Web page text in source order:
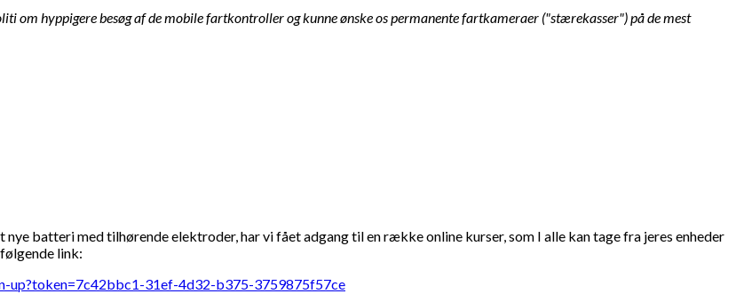
om hyppigere besøg af de mobile fartkontroller og kunne ønske os permanente fartkameraer ("stærekasser") på de mest
batteri med tilhørende elektroder, har vi fået adgang til en række online kurser, som I alle kan tage fra jeres enheder
link:
up?token=7c42bbc1-31ef-4d32-b375-3759875f57ce